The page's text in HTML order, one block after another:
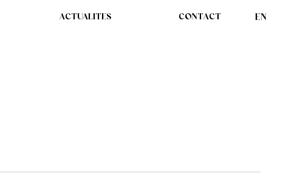
ACTUALITES CONTACT EN
TRAVAIL CAUSE